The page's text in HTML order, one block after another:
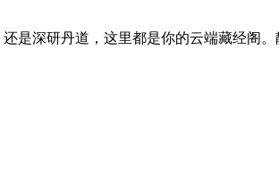
是深研丹道，这里都是你的云端藏经阁